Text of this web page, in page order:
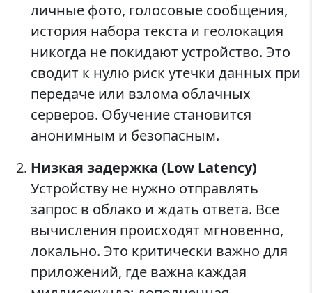
личные фото, голосовые сообщения,
история набора текста и геолокация
никогда не покидают устройство. Это
сводит к нулю риск утечки данных при
передаче или взлома облачных
серверов. Обучение становится
анонимным и безопасным.
Низкая задержка (Low Latency)
Устройству не нужно отправлять
запрос в облако и ждать ответа. Все
вычисления происходят мгновенно,
локально. Это критически важно для
приложений, где важна каждая